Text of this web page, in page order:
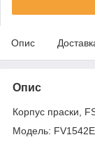
Опис
Опис
Корпус праски,
Модель: